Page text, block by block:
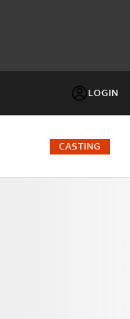
LOGIN
FACTOR
CASTING